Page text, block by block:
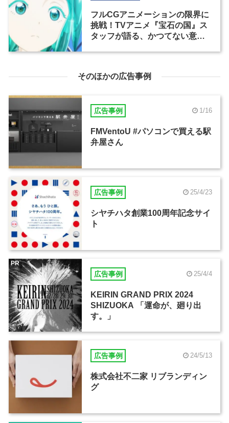
フルCGアニメーションの限界に
挑戦！TVアニメ『宝石の国』ス
タッフが語る、かつてない意欲
そのほかの広告事例
広告事例 1/16
FMVentoU #パソコンで買える駅
弁屋さん
広告事例 25/4/23
シヤチハタ創業100周年記念サイ
ト
広告事例 25/4/4
KEIRIN GRAND PRIX 2024
SHIZUOKA 「運命が、廻り出
す。」
PR
広告事例 24/5/13
株式会社不二家 リブランディン
グ